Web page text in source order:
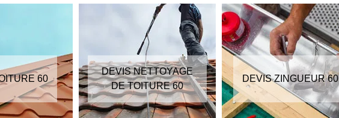
60
DEVIS NETTOYAGE
DE TOITURE 60
DEVIS ZINGUEUR 60